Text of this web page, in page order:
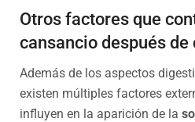
Otros factores que
cansancio después de
Además de los aspectos
existen múltiples factores
influyen en la aparición de la